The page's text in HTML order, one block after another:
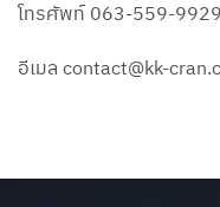
โทรศัพท์ 063-559-9929
อีเมล contact@kk-